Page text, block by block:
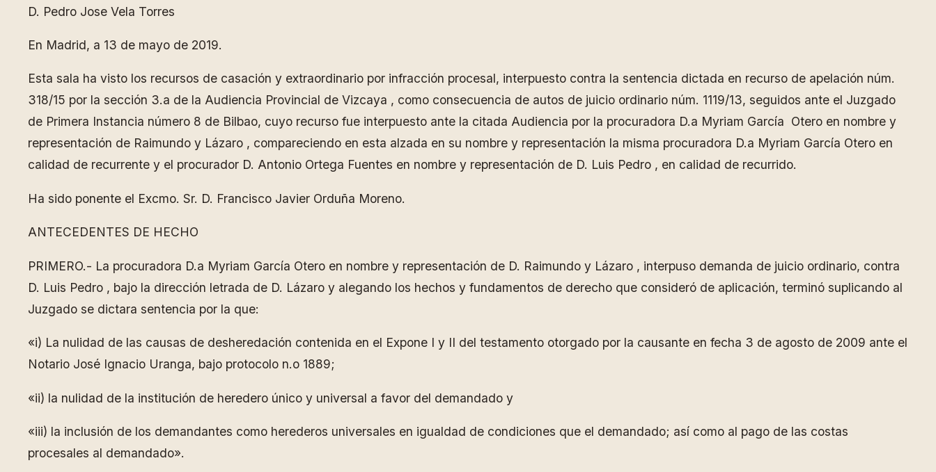
D. Pedro Jose Vela Torres
En Madrid, a 13 de mayo de 2019.
Esta sala ha visto los recursos de casación y extraordinario por infracción procesal, interpuesto contra la sentencia dictada en recurso de apelación núm.
318/15 por la sección 3.a de la Audiencia Provincial de Vizcaya , como consecuencia de autos de juicio ordinario núm. 1119/13, seguidos ante el Juzgado
de Primera Instancia número 8 de Bilbao, cuyo recurso fue interpuesto ante la citada Audiencia por la procuradora D.a Myriam García Otero en nombre y
representación de Raimundo y Lázaro , compareciendo en esta alzada en su nombre y representación la misma procuradora D.a Myriam García Otero en
calidad de recurrente y el procurador D. Antonio Ortega Fuentes en nombre y representación de D. Luis Pedro , en calidad de recurrido.
Ha sido ponente el Excmo. Sr. D. Francisco Javier Orduña Moreno.
ANTECEDENTES DE HECHO
PRIMERO.- La procuradora D.a Myriam García Otero en nombre y representación de D. Raimundo y Lázaro , interpuso demanda de juicio ordinario, contra
D. Luis Pedro , bajo la dirección letrada de D. Lázaro y alegando los hechos y fundamentos de derecho que consideró de aplicación, terminó suplicando al
Juzgado se dictara sentencia por la que:
«i) La nulidad de las causas de desheredación contenida en el Expone I y II del testamento otorgado por la causante en fecha 3 de agosto de 2009 ante el
Notario José Ignacio Uranga, bajo protocolo n.o 1889;
«ii) la nulidad de la institución de heredero único y universal a favor del demandado y
«iii) la inclusión de los demandantes como herederos universales en igualdad de condiciones que el demandado; así como al pago de las costas
procesales al demandado».